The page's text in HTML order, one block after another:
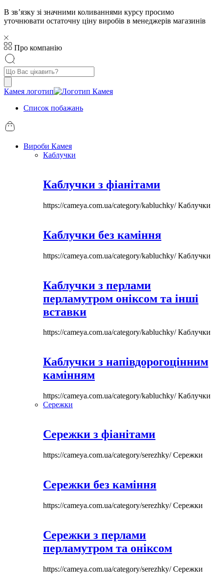
В звʼязку зі значними коливаннями курсу просимо
уточнювати остаточну ціну виробів в менеджерів магазинів
Про компанію
Пошук
товарів
Камея логотип
Список побажань
Вироби Камея
Каблучки
Каблучки з фіанітами
https://cameya.com.ua/category/kabluchky/Каблучки
Каблучки без каміння
https://cameya.com.ua/category/kabluchky/Каблучки
Каблучки з перлами
перламутром оніксом та інші
вставки
https://cameya.com.ua/category/kabluchky/Каблучки
Каблучки з напівдорогоцінним
камінням
https://cameya.com.ua/category/kabluchky/Каблучки
Сережки
Сережки з фіанітами
https://cameya.com.ua/category/serezhky/Сережки
Сережки без каміння
https://cameya.com.ua/category/serezhky/Сережки
Сережки з перлами
перламутром та оніксом
https://cameya.com.ua/category/serezhky/Сережки